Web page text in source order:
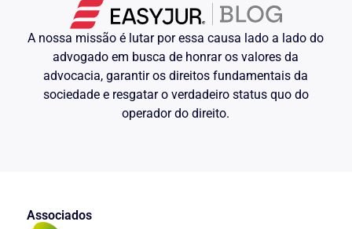
A nossa missão é lutar por essa causa lado a lado do
advogado em busca de honrar os valores da
advocacia, garantir os direitos fundamentais da
sociedade e resgatar o verdadeiro status quo do
operador do direito.
Associados